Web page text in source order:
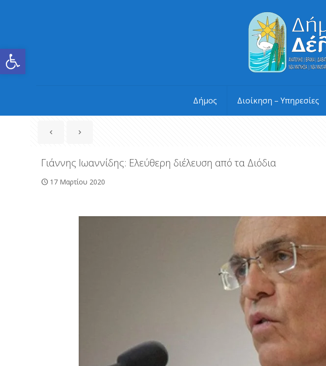
Ανοίξτε τη γραμμή εργαλείων
Δήμος Διοίκηση – Υπηρεσίες
Γιάννης Ιωαννίδης: Ελεύθερη διέλευση από τα Διόδια
17 Μαρτίου 2020